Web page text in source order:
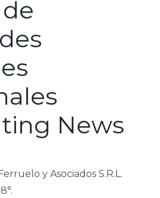
News
y Asociados S.R.L.